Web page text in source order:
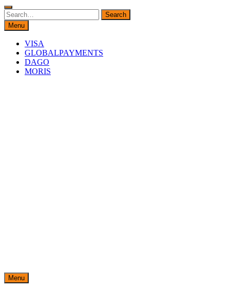
Search
for:
Search
Menu
VISA
GLOBALPAYMENTS
DAGO
MORIS
Menu